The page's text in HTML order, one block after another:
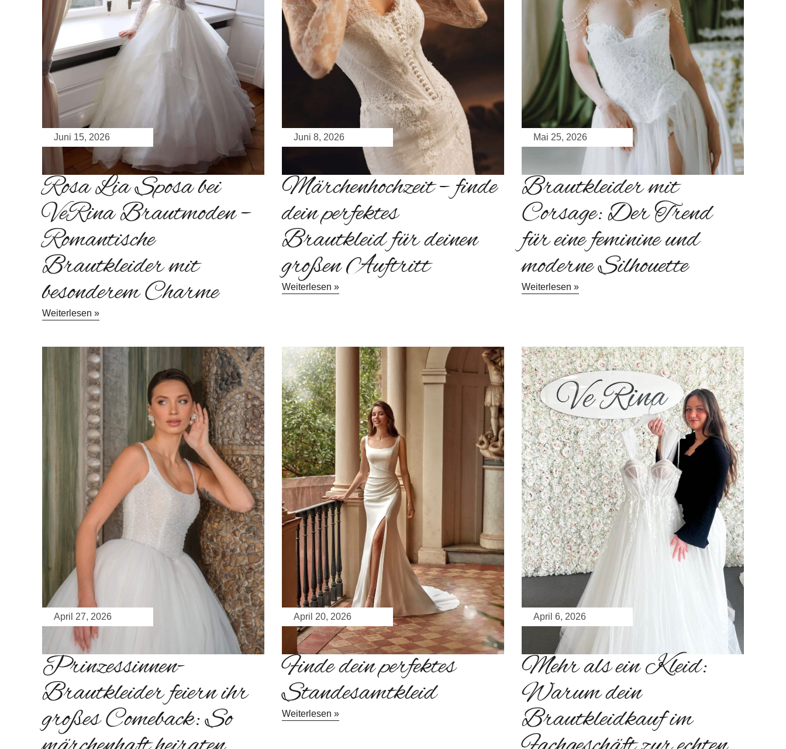
Juni 15, 2026
Rosa Lia Sposa bei
VeRina Brautmoden –
Romantische
Brautkleider mit
besonderem Charme
Weiterlesen »
Juni 8, 2026
Märchenhochzeit – finde
dein perfektes
Brautkleid für deinen
großen Auftritt
Weiterlesen »
Mai 25, 2026
Brautkleider mit
Corsage: Der Trend
für eine feminine und
moderne Silhouette
Weiterlesen »
April 27, 2026
Prinzessinnen-
Brautkleider feiern ihr
großes Comeback: So
April 20, 2026
Finde dein perfektes
Standesamtkleid
Weiterlesen »
April 6, 2026
Mehr als ein Kleid:
Warum dein
Brautkleidkauf im